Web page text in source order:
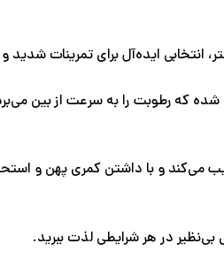
شده که رطوبت را به سرعت از بین
می‌کند و با داشتن کمری پهن و
بی‌نظیر در هر شرایطی لذت ببرید.